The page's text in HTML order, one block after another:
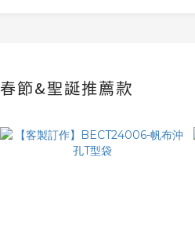
春節&聖誕推薦款